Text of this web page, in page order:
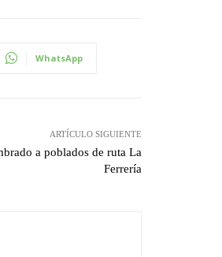
WhatsApp
ARTÍCULO SIGUIENTE
a poblados de ruta La
Ferrería